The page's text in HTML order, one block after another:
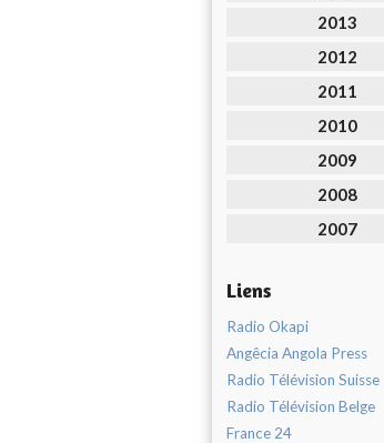
2013
2012
2011
2010
2009
2008
2007
Liens
Radio Okapi
Angêcia Angola Press
Radio Télévision Suisse
Radio Télévision Belge
France 24